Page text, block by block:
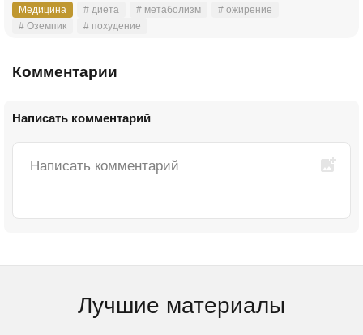
Медицина # диета # метаболизм
# ожирение
# Оземпик
# похудение
Комментарии
Написать комментарий
Лучшие материалы